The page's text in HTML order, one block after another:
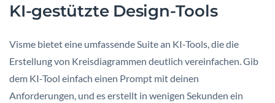
KI-gestützte Design-Tools
Visme bietet eine umfassende Suite an KI-Tools, die die
Erstellung von Kreisdiagrammen deutlich vereinfachen. Gib
dem KI-Tool einfach einen Prompt mit deinen
Anforderungen, und es erstellt in wenigen Sekunden ein